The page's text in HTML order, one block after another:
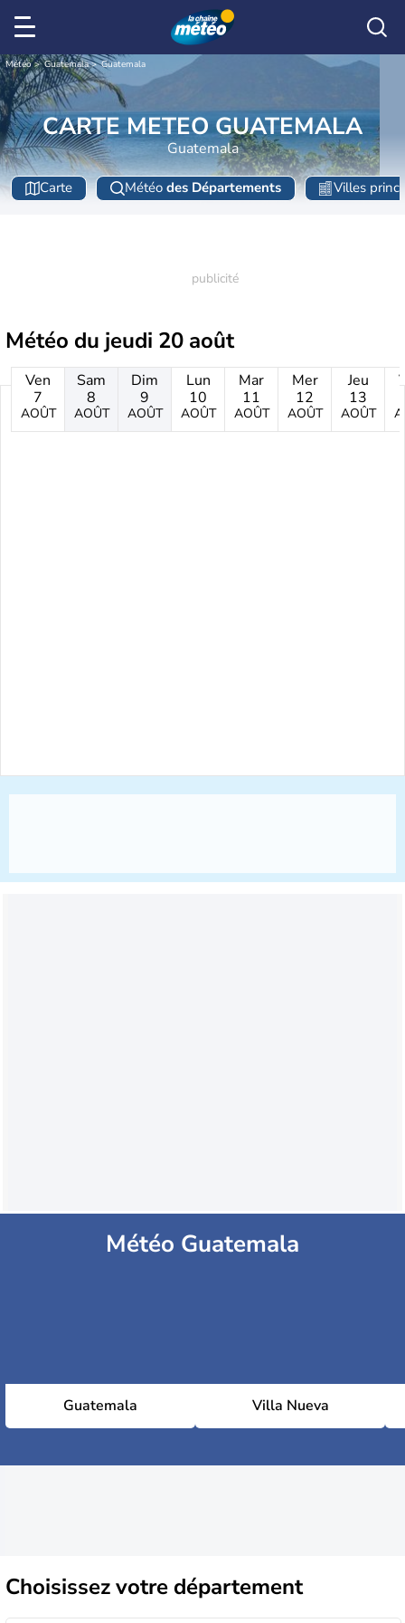
Météo Guatemala Guatemala
CARTE METEO GUATEMALA
Guatemala
Carte Météo des Départements Villes
Météo du jeudi 20 août
Ven
7
AOÛT
Sam
8
AOÛT
Dim
9
AOÛT
Lun
10
AOÛT
Mar
11
AOÛT
Mer
12
AOÛT
Jeu
13
AOÛT
Météo Guatemala
Guatemala Villa Nueva
Choisissezvotre département